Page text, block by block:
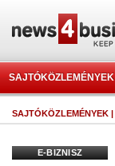
SAJTÓKÖZLEMÉNYEK
SAJTÓKÖZLEMÉNYEK |
E-BIZNISZ